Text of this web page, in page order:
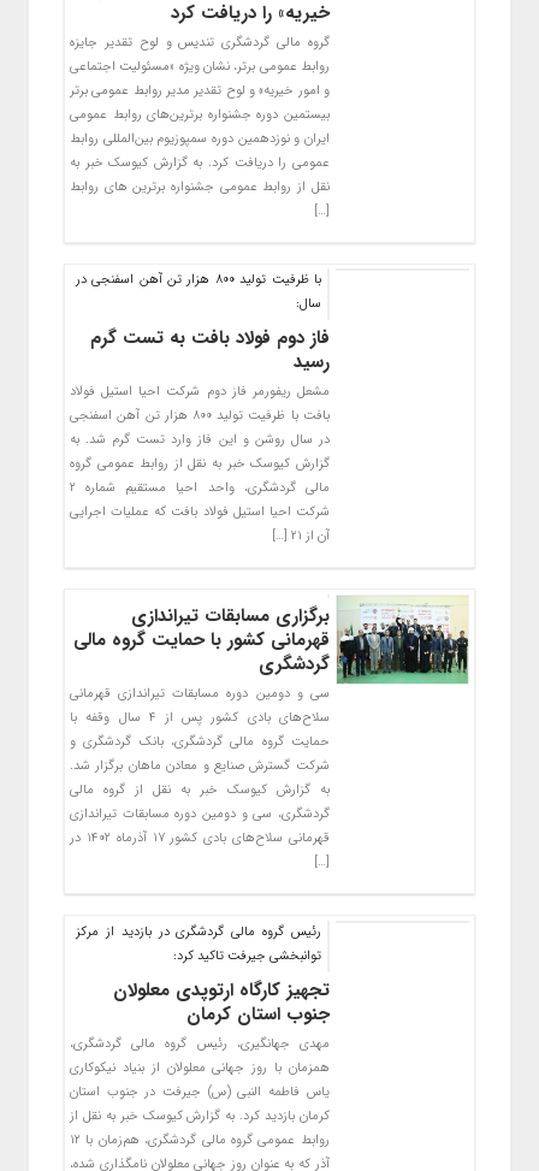
خیریه» را دریافت کرد
گروه مالی گردشگری تندیس و لوح تقدیر جایزه
روابط عمومی برتر، نشان ویژه «مسئولیت اجتماعی
و امور خیریه» و لوح تقدیر مدیر روابط عمومی برتر
بیستمین دوره جشنواره برترین‌های روابط عمومی
ایران و نوزدهمین دوره سمپوزیوم بین‌المللی روابط
عمومی را دریافت کرد. به گزارش کیوسک خبر به
نقل از روابط عمومی جشنواره برترین های روابط
[…]
با ظرفیت تولید 800 هزار تن آهن اسفنجی در
سال:
فاز دوم فولاد بافت به تست گرم
رسید
مشعل ریفورمر فاز دوم شرکت احیا استیل فولاد
بافت با ظرفیت تولید ۸۰۰ هزار تن آهن اسفنجی
در سال روشن و این فاز وارد تست گرم شد. به
گزارش کیوسک خبر به نقل از روابط عمومی گروه
مالی گردشگری، واحد احیا مستقیم شماره ۲
شرکت احیا استیل فولاد بافت که عملیات اجرایی
آن از ۲۱ […]
برگزاری مسابقات تیراندازی
قهرمانی کشور با حمایت گروه مالی
گردشگری
سی و دومین دوره مسابقات تیراندازی قهرمانی
سلاح‌های بادی کشور پس از ۴ سال وقفه با
حمایت گروه مالی گردشگری، بانک گردشگری و
شرکت گسترش صنایع و معادن ماهان برگزار شد.
به گزارش کیوسک خبر به نقل از گروه مالی
گردشگری، سی و دومین دوره مسابقات تیراندازی
قهرمانی سلاح‌های بادی کشور ۱۷ آذرماه ۱۴۰۲ در
[…]
رئیس گروه مالی گردشگری در بازدید از مرکز
توانبخشی جیرفت تاکید کرد:
تجهیز کارگاه ارتوپدی معلولان
جنوب استان کرمان
مهدی جهانگیری، رئیس گروه مالی گردشگری،
همزمان با روز جهانی معلولان از بنیاد نیکوکاری
یاس فاطمه النبی (س) جیرفت در جنوب استان
کرمان بازدید کرد. به گزارش کیوسک خبر به نقل از
روابط عمومی گروه مالی گردشگری، هم‌زمان با ۱۲
آذر که به عنوان روز جهانی معلولان نامگذاری شده،